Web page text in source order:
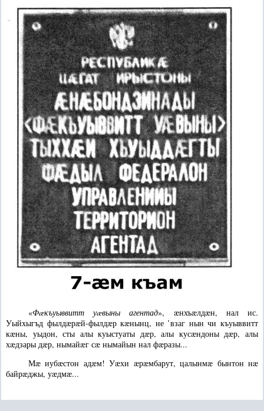
«Фæкъуыввитт уæвыны агентад», æнхъæлдæн, нал ис.
Уыйхыгъд фылдæрæй-фылдæр кæнынц, не ’взаг нын чи къуыввитт
кæны, уыдон, сты алы куыстуаты дæр, алы кусæндоны дæр, алы
хæдзары дæр, нымайæг сæ нымайын нал фæразы...
Мæ иубæстон адæм! Уæхи æрæмбарут, цалынмæ бынтон нæ
байрæджы, уæдмæ...